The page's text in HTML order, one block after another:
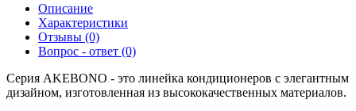
Описание
Характеристики
Отзывы (0)
Вопрос - ответ (0)
Серия AKEBONO - это линейка кондиционеров с элегантным
дизайном, изготовленная из высококачественных материалов.